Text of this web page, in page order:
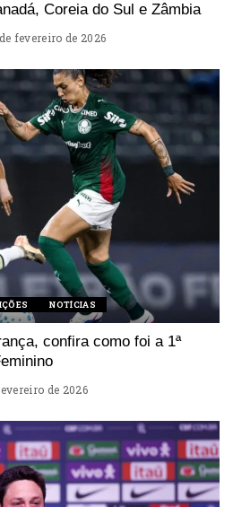
Coreia do Sul e Zâmbia
fevereiro de 2026
NOTÍCIAS
confira como foi a 1ª
de 2026